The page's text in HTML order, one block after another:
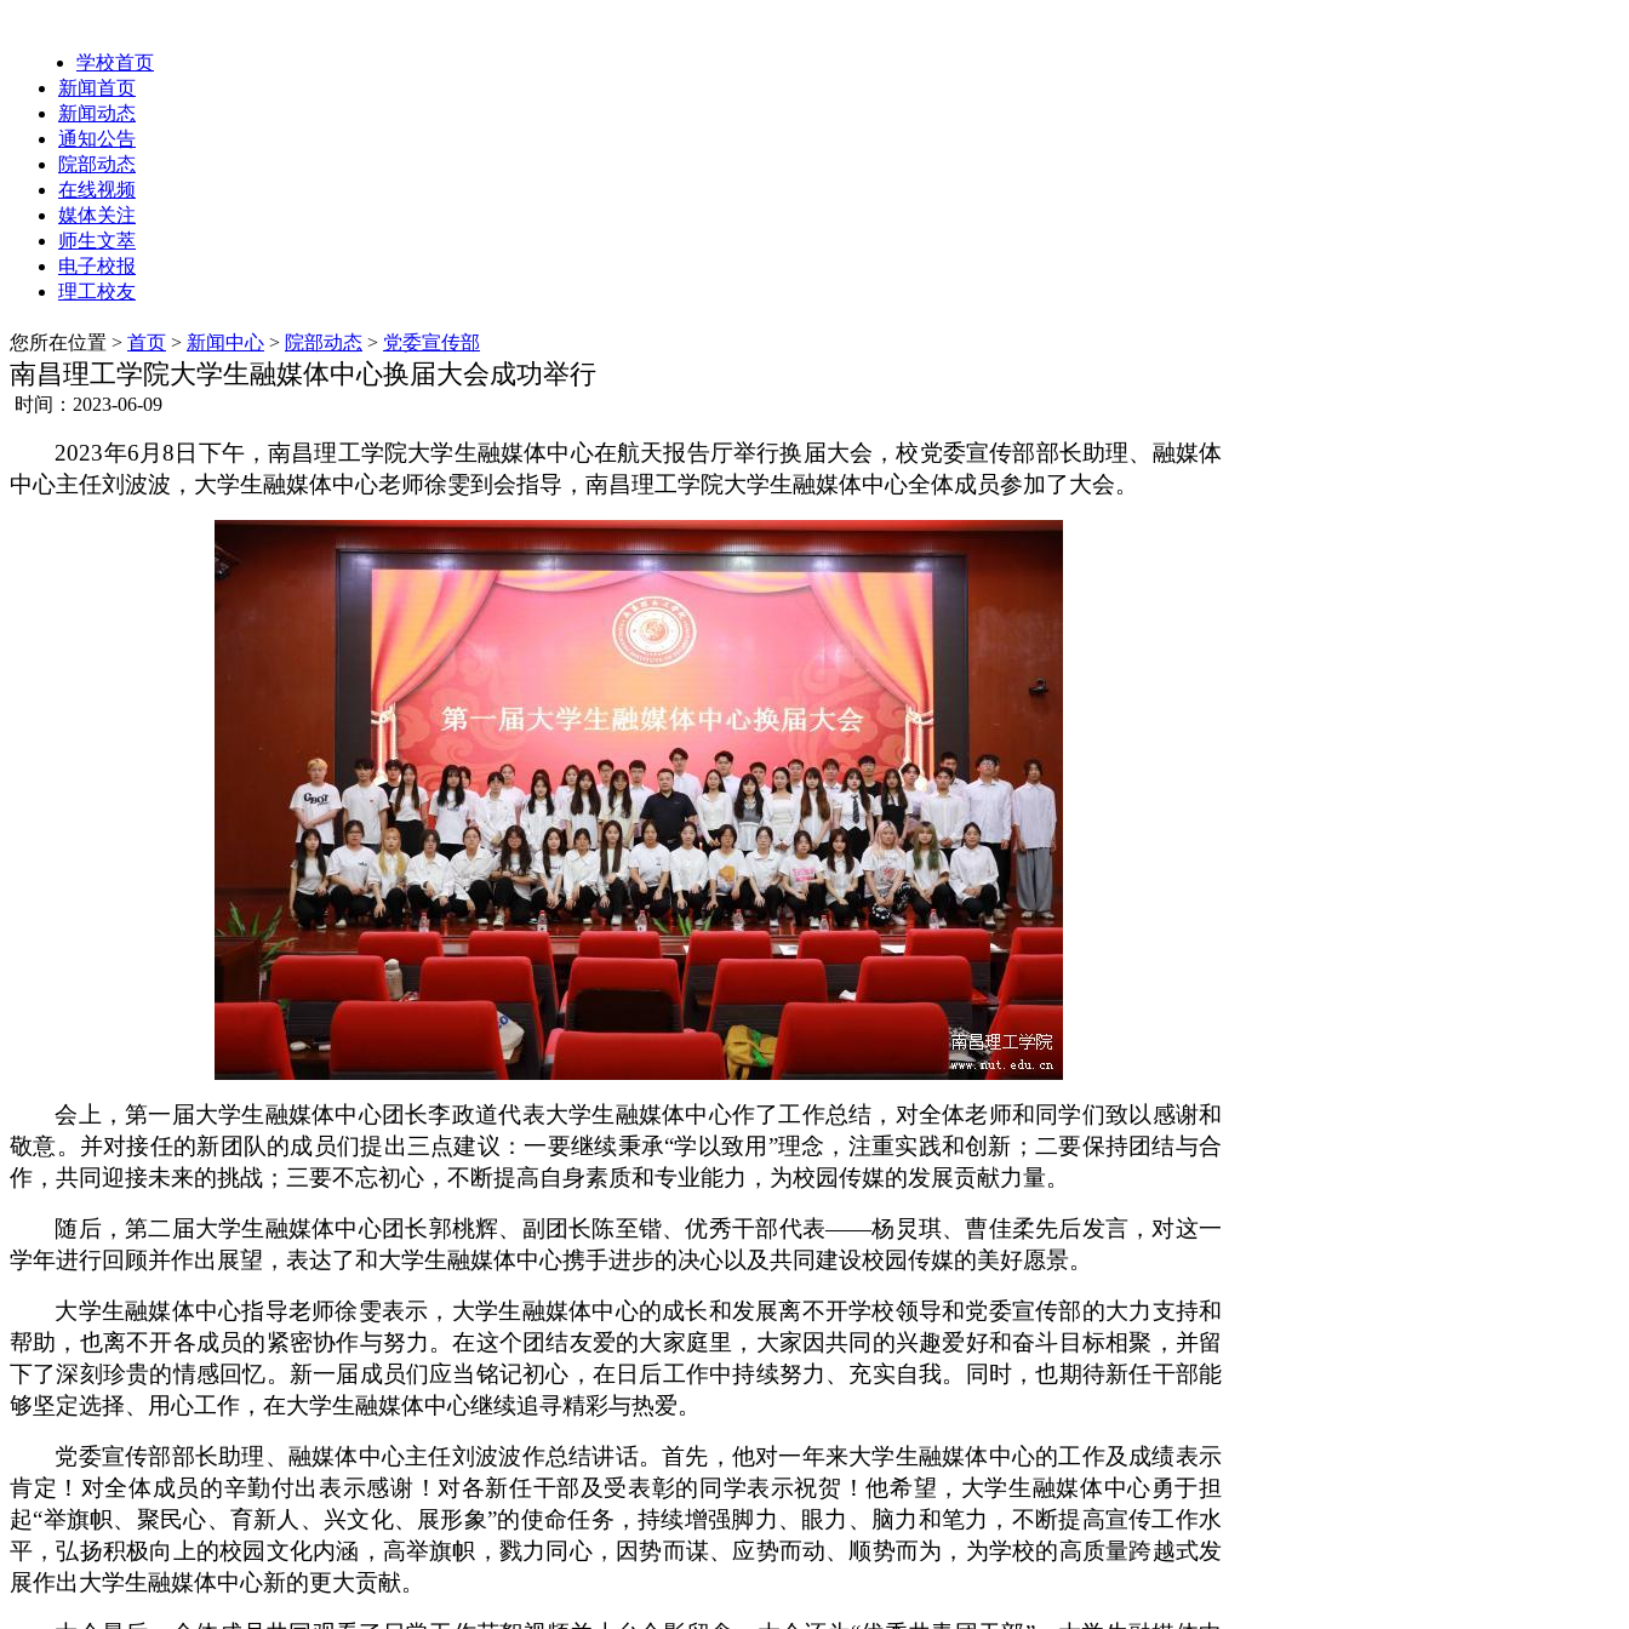
学校首页
新闻首页
新闻动态
通知公告
院部动态
在线视频
媒体关注
师生文萃
电子校报
理工校友
您所在位置 > 首页 > 新闻中心 > 院部动态 > 党委宣传部
南昌理工学院大学生融媒体中心换届大会成功举行
时间：2023-06-09
2023年6月8日下午，南昌理工学院大学生融媒体中心在航天报告厅举行换届大会，校党委宣传部部长助理、融媒体
中心主任刘波波，大学生融媒体中心老师徐雯到会指导 ，南昌理工学院大学生融媒体中心全体成员参加了大会。
会 上，第一届大学生融媒体中心团长李政道代表大学生融媒体中心作了工作总结，对全体老师和同学们致以感谢和
敬意。并对接任的新团队的成员们提出三点建议：一要继续秉承“学以致用”理念，注重实践和创新； 二要保持团结与合
作，共同迎接未来的挑战； 三要不忘初心，不断提高自身素质和专业能力，为校园传媒的发展贡献力量。
随后，第二届大学生融媒体中心团长郭桃辉、副团长陈至锴、优秀干部代表——杨炅琪、曹佳柔先后发言，对这一
学年进行回顾并作出展望，表达了和大学生融媒体中心携手进步的决心以及共同建设校园传媒的美好愿景。
大学生融媒体中心指导老师徐雯表示 ，大学生融媒体中心的成长和发展离不开学校领导和党委宣传部的大力支持和
帮助 ，也离不开各成员的紧密协作与努力。在这个团结友爱的大家庭里，大家因共同的兴趣爱好和奋斗目标相聚，并留
下了深刻珍贵的情感回忆。新一届成员们应当铭记初心，在日后工作中持续努力、充实自我。同时，也期待新任干部能
够坚定选择、用心工作，在大学生融媒体中心继续追寻精彩与热爱。
党委宣传部部长助理、融媒体中心主任刘波波作总结讲话。首先，他对一年来大学生融媒体中心的工作及成绩表示
肯定！对全体成员的辛勤付出表示感谢！对各新任干部及受表彰的同学表示祝贺！他希望，大学生融媒体中心勇于担
起“举旗帜、聚民心、育新人、兴文化、展形象”的使命任务，持续增强脚力、眼力、脑力和笔力，不断提高宣传工作水
平，弘扬积极向上的校园文化内涵，高举旗帜，戮力同心，因势而谋、应势而动、顺势而为，为学校的高质量跨越式发
展作出大学生融媒体中心新的更大贡献。